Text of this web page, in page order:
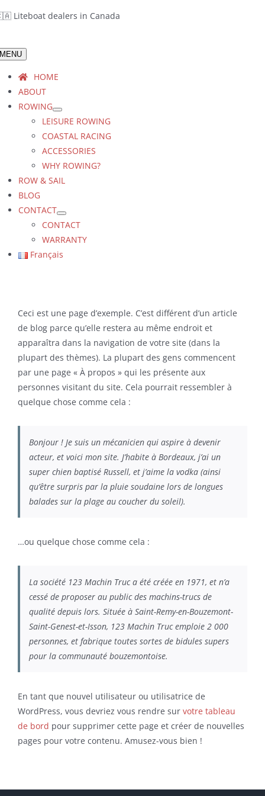
to
Liteboat dealers in Canada
MENU
HOME
ABOUT
ROWING
LEISURE ROWING
COASTAL RACING
ACCESSORIES
WHY ROWING?
ROW & SAIL
BLOG
CONTACT
CONTACT
WARRANTY
Français
Ceci est une page d’exemple. C’est différent d’un article
de blog parce qu’elle restera au même endroit et
apparaîtra dans la navigation de votre site (dans la
plupart des thèmes). La plupart des gens commencent
par une page « À propos » qui les présente aux
personnes visitant du site. Cela pourrait ressembler à
quelque chose comme cela :
Bonjour ! Je suis un mécanicien qui aspire à devenir
acteur, et voici mon site. J’habite à Bordeaux, j’ai un
super chien baptisé Russell, et j’aime la vodka (ainsi
qu’être surpris par la pluie soudaine lors de longues
balades sur la plage au coucher du soleil).
…ou quelque chose comme cela :
La société 123 Machin Truc a été créée en 1971, et n’a
cessé de proposer au public des machins-trucs de
qualité depuis lors. Située à Saint-Remy-en-Bouzemont-
Saint-Genest-et-Isson, 123 Machin Truc emploie 2 000
personnes, et fabrique toutes sortes de bidules supers
pour la communauté bouzemontoise.
En tant que nouvel utilisateur ou utilisatrice de
WordPress, vous devriez vous rendre sur votre tableau
de bord pour supprimer cette page et créer de nouvelles
pages pour votre contenu. Amusez-vous bien !